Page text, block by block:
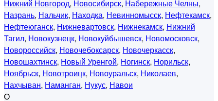
Нижний Новгород, Новосибирск, Набережные Челны,
Назрань, Нальчик, Находка, Невинномысск, Нефтекамск,
Нефтеюганск, Нижневартовск, Нижнекамск, Нижний
Тагил, Новокузнецк, Новокуйбышевск, Новомосковск,
Новороссийск, Новочебоксарск, Новочеркасск,
Новошахтинск, Новый Уренгой, Ногинск, Норильск,
Ноябрьск, Новотроицк, Новоуральск, Николаев,
Нахчыван, Наманган, Нукус, Навои
О